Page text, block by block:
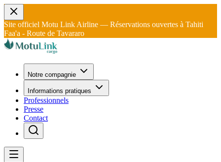
Site officiel Motu Link Airline — Réservations ouvertes à Tahiti
Faa'a - Route de Tavararo
Notre compagnie
Informations pratiques
Professionnels
Presse
Contact